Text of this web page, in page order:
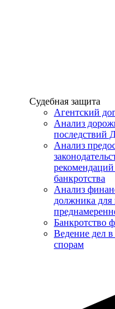
Услуги
Судебная защита
Агентский
Анализ
последствий
Анализ
банкротства
Анализ
должника
Банкротство
Ведение дел
спорам